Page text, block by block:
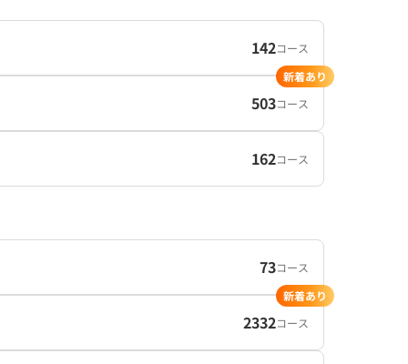
142コース
503コース
新着あり
162コース
73コース
2332コース
新着あり